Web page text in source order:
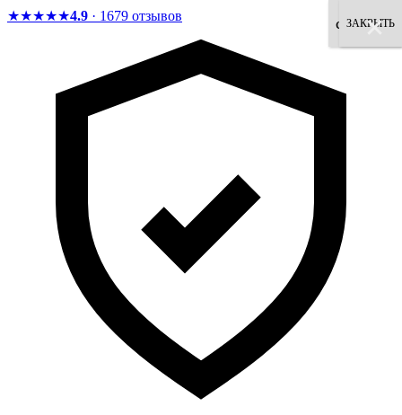
★★★★★4.9 · 1679 отзывов ×
×
×
×
согласен
×
×
ЗАКРЫТЬ
×
×